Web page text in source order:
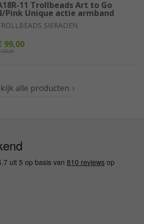
11 Trollbeads Art to Go
Pink Unique actie armband
SIERADEN
99,00
alle producten